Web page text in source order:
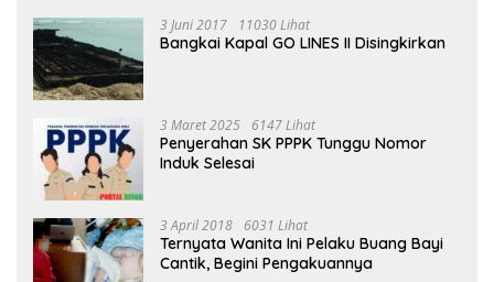
3 Juni 2017 11030 Lihat
Bangkai Kapal GO LINES II Disingkirkan
3 Maret 2025 6147 Lihat
Penyerahan SK PPPK Tunggu Nomor
Induk Selesai
3 April 2018 6031 Lihat
Ternyata Wanita Ini Pelaku Buang Bayi
Cantik, Begini Pengakuannya